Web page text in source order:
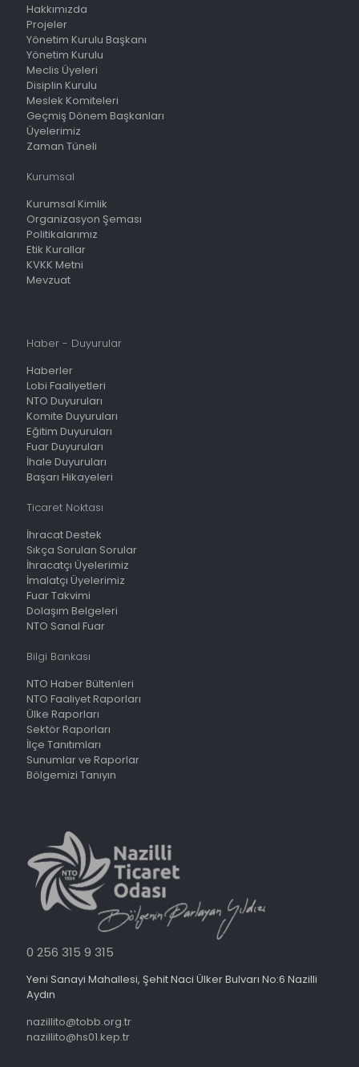
Hakkımızda
Projeler
Yönetim Kurulu Başkanı
Yönetim Kurulu
Meclis Üyeleri
Disiplin Kurulu
Meslek Komiteleri
Geçmiş Dönem Başkanları
Üyelerimiz
Zaman Tüneli
Kurumsal
Kurumsal Kimlik
Organizasyon Şeması
Politikalarımız
Etik Kurallar
KVKK Metni
Mevzuat
Haber - Duyurular
Haberler
Lobi Faaliyetleri
NTO Duyuruları
Komite Duyuruları
Eğitim Duyuruları
Fuar Duyuruları
İhale Duyuruları
Başarı Hikayeleri
Ticaret Noktası
İhracat Destek
Sıkça Sorulan Sorular
İhracatçı Üyelerimiz
İmalatçı Üyelerimiz
Fuar Takvimi
Dolaşım Belgeleri
NTO Sanal Fuar
Bilgi Bankası
NTO Haber Bültenleri
NTO Faaliyet Raporları
Ülke Raporları
Sektör Raporları
İlçe Tanıtımları
Sunumlar ve Raporlar
Bölgemizi Tanıyın
0 256 315 9 315
Yeni Sanayi Mahallesi, Şehit Naci Ülker Bulvarı No:6 Nazilli
Aydın
nazillito@tobb.org.tr
nazillito@hs01.kep.tr